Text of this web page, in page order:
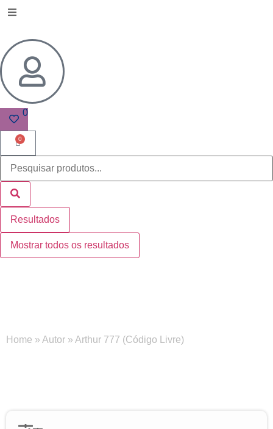
0
0
Resultados
Mostrar todos os resultados
Home » Autor » Arthur 777 (Código Livre)